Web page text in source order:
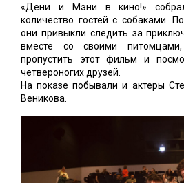
«Дени и Мэни в кино!»
количество гостей с собаками.
они привыкли следить за
вместе со своими
пропустить этот фильм и
четвероногих друзей.
На показе побывали и актеры
Веникова.